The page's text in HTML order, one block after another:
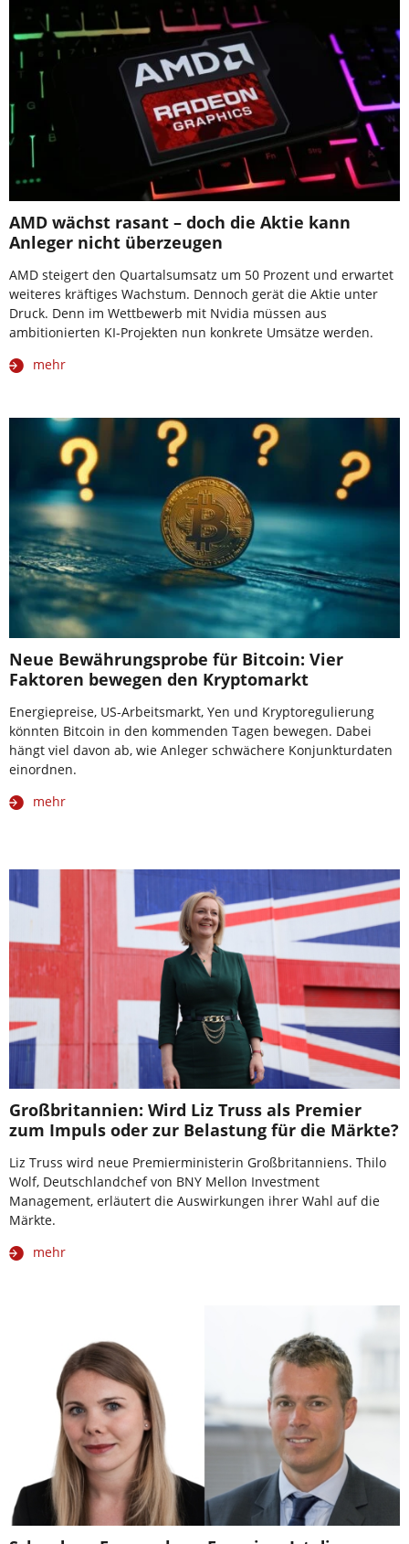
AMD wächst rasant – doch die Aktie kann
Anleger nicht überzeugen
AMD steigert den Quartalsumsatz um 50 Prozent und erwartet
weiteres kräftiges Wachstum. Dennoch gerät die Aktie unter
Druck. Denn im Wettbewerb mit Nvidia müssen aus
ambitionierten KI-Projekten nun konkrete Umsätze werden.
mehr
Neue Bewährungsprobe für Bitcoin: Vier
Faktoren bewegen den Kryptomarkt
Energiepreise, US-Arbeitsmarkt, Yen und Kryptoregulierung
könnten Bitcoin in den kommenden Tagen bewegen. Dabei
hängt viel davon ab, wie Anleger schwächere Konjunkturdaten
einordnen.
mehr
Großbritannien: Wird Liz Truss als Premier
zum Impuls oder zur Belastung für die Märkte?
Liz Truss wird neue Premierministerin Großbritanniens. Thilo
Wolf, Deutschlandchef von BNY Mellon Investment
Management, erläutert die Auswirkungen ihrer Wahl auf die
Märkte.
mehr